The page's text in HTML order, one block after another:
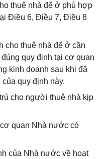
thuê nhà để ở phù hợp
Điều 6, Điều 7, Điều 8
cho thuê nhà để ở cần
quy định tại cơ quan
kinh doanh sau khi đã
quy định này.
cho người thuê nhà kịp
quan Nhà nước có
của Nhà nước về hoạt